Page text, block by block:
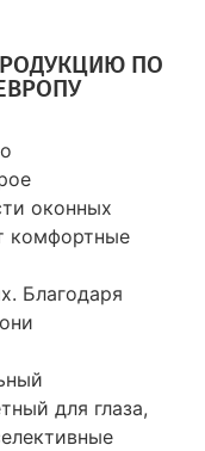
ПО
оконных
комфортные
Благодаря
для глаза,